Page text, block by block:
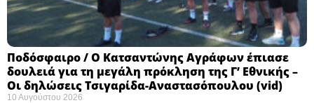
Ποδόσφαιρο / Ο Κατσαντώνης Αγράφων έπιασε
δουλειά για τη μεγάλη πρόκληση της Γ’ Εθνικής –
Οι δηλώσεις Τσιγαρίδα-Αναστασόπουλου (vid)
10 Αυγούστου 2026